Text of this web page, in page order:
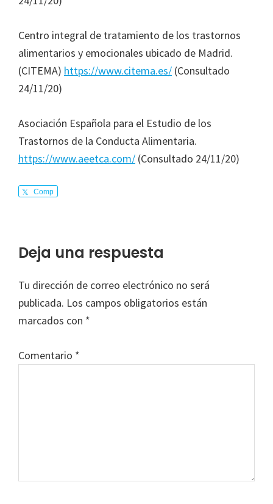
Centro integral de tratamiento de los trastornos
alimentarios y emocionales ubicado de Madrid.
(CITEMA) https://www.citema.es/ (Consultado
24/11/20)
Asociación Española para el Estudio de los
Trastornos de la Conducta Alimentaria.
https://www.aeetca.com/ (Consultado 24/11/20)
Comp
Interacciones
los
lectores
Deja una respuesta
Tu dirección de correo electrónico no será
publicada. Los campos obligatorios están
marcados con *
Comentario *